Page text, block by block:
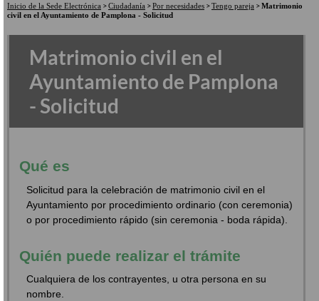
Inicio de la Sede Electrónica Ciudadanía Por necesidades Tengo pareja
Matrimonio
civil en el Ayuntamiento de Pamplona - Solicitud
Matrimonio civil en el
Ayuntamiento de Pamplona
- Solicitud
Qué es
Solicitud para la celebración de matrimonio civil en el
Ayuntamiento por procedimiento ordinario (con ceremonia)
o por procedimiento rápido (sin ceremonia - boda rápida).
Quién puede realizar el trámite
Cualquiera de los contrayentes, u otra persona en su
nombre.